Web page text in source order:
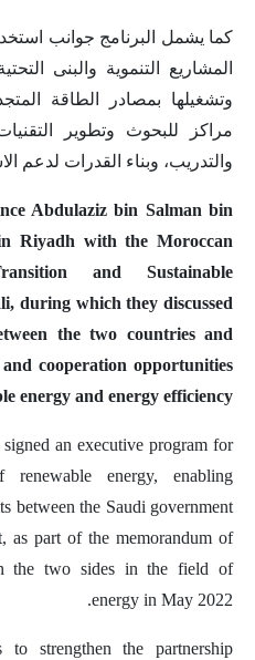
كما يشمل البرنامج جوانب
المشاريع التنموية والبنى
وتشغيلها بمصادر الطاقة
مراكز للبحوث وتطوير
والتدريب، وبناء القدرات لدعم
Abdulaziz bin Salman bin
Riyadh with the Moroccan
and Sustainable
during which they discussed
the two countries and
cooperation opportunities
energy and energy efficiency.
an executive program for
energy, enabling
between the Saudi government
as part of the memorandum of
the two sides in the field of
energy in May 2022.
to strengthen the partnership